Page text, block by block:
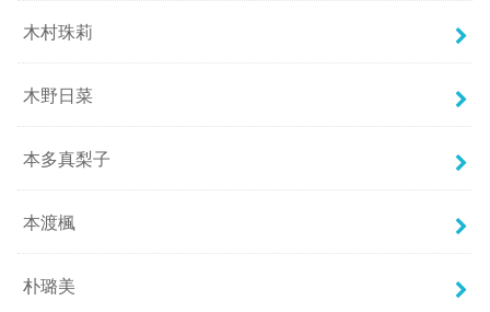
木村珠莉
木野日菜
本多真梨子
本渡楓
朴璐美